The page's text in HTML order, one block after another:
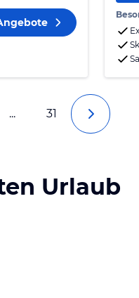
... 31
Urlaub